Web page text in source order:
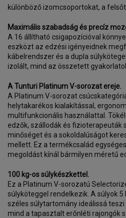
különböző izomcsoportokat, a
Maximális szabadság és precíz
A 16 állítható csigapozícióval
eszközt az edzési igényeidnek
kábelrendszer és a dupla
izolált, mind az összetett
A Tunturi Platinum V-sorozat ereje.
A Platinum V-sorozat
helytakarékos kialakítással,
multifunkcionális használattal.
edzők, szállodák és fizioterapeuták
minőséget és a sokoldalúságot
mellett. Ez a termékcsalád
megoldást kínál bármilyen méretű
100 kg-os súlykészkettel.
Ez a Platinum V-sorozatú
súlyköteggel rendelkezik. A súlyok
széles súlytartomány ideálissá
mind a tapasztalt erőnléti rajongók